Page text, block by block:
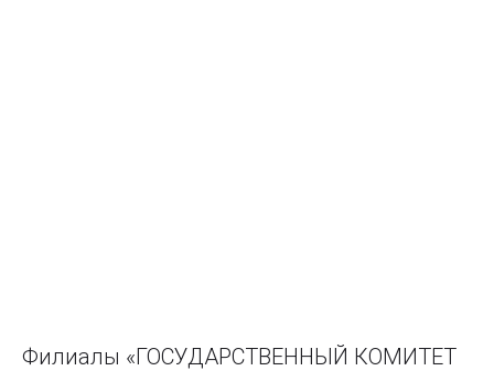
Филиалы «ГОСУДАРСТВЕННЫЙ КОМИТЕТ